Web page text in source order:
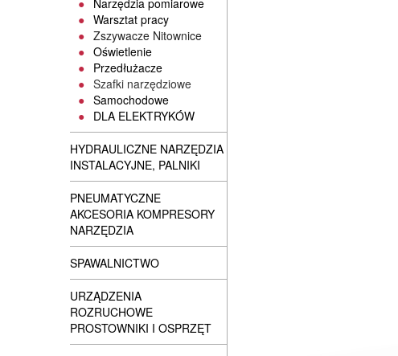
Narzędzia pomiarowe
Warsztat pracy
Zszywacze Nitownice
Oświetlenie
Przedłużacze
Szafki narzędziowe
Samochodowe
DLA ELEKTRYKÓW
HYDRAULICZNE NARZĘDZIA
INSTALACYJNE, PALNIKI
PNEUMATYCZNE
AKCESORIA KOMPRESORY
NARZĘDZIA
SPAWALNICTWO
URZĄDZENIA
ROZRUCHOWE
PROSTOWNIKI I OSPRZĘT